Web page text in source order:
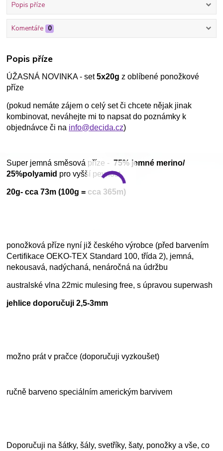
Popis příze
Komentáře 0
Popis příze
ÚŽASNÁ NOVINKA - set5x20g z oblíbené ponožkové
příze
(pokud nemáte zájem o celý set či chcete nějak jinak
kombinovat, neváhejte mi to napsat do poznámky k
objednávce či na info@decida.cz)
Super jemná směsová příze -75% jemné merino/
25%polyamid pro vyšší pevnost
20g- cca 73m (100g = cca 365m)
ponožková příze nyní již českého výrobce (před barvením
Certifikace OEKO-TEX Standard 100, třída 2), jemná,
nekousavá, nadýchaná, nenáročná na údržbu
australské vlna 22mic mulesing free, s úpravou superwash
jehlice doporučuji 2,5-3mm
možno prát v pračce (doporučuji vyzkoušet)
ručně barveno speciálním americkým barvivem
Doporučuji na šátky, šály, svetříky, šaty, ponožky a vše, co